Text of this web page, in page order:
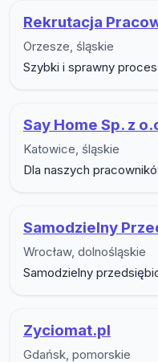
Rekrutacja
Orzesze, śląskie
Szybki i sprawny
Say Home Sp. z
Katowice, śląskie
Dla naszych
Samodzielny
Wrocław, dolnośląskie
Samodzielny
Zyciomat.pl
Gdańsk, pomorskie